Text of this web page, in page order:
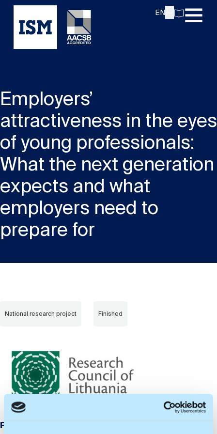
EN
Employers’
attractiveness in the eyes
of young professionals:
What the next generation
expects and what
employers need to
prepare for
National research project Finished
Project no.: